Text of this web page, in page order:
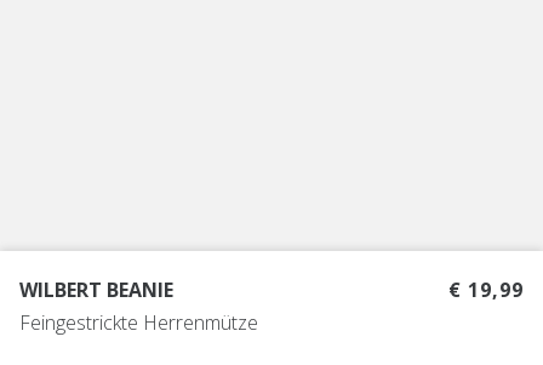
WILBERT BEANIE
Feingestrickte Herrenmütze
€ 19,99